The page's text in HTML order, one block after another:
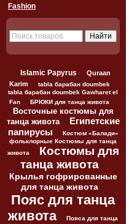
Fashion
Islamic Papyrus
Quraan
Karim
tabla барабан doumbek
tabla барабан doumbek Gawharet el
Fan
БРЮКИ для танца живота
Восточные костюмы для
танца живота
Египетские
папирусы
Костюм «Балади»
фольклорные Костюмы для танца
живота
Костюмы для
танца живота
Крылья гофрированные
для танца живота
Пояс для танца
живота
Пояса для танца